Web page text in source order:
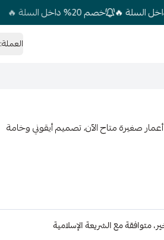
خصم 20% داخل السلة 🔥
العملة:
هل تبحث عن زي تاريخي ومريح لطفلك؟ طقم لشبونة 2002 أعمار صغيرة متاح الآن، تصميم أيقوني وخامة